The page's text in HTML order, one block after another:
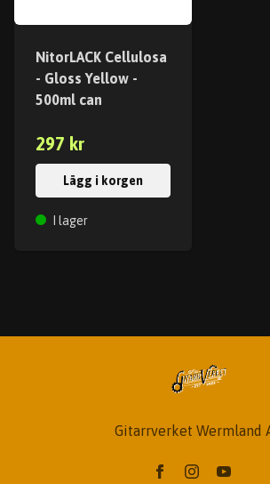
NitorLACK Cellulosa
- Gloss Yellow -
500ml can
297 kr
Lägg i korgen
I lager
Gitarrverket Wermland